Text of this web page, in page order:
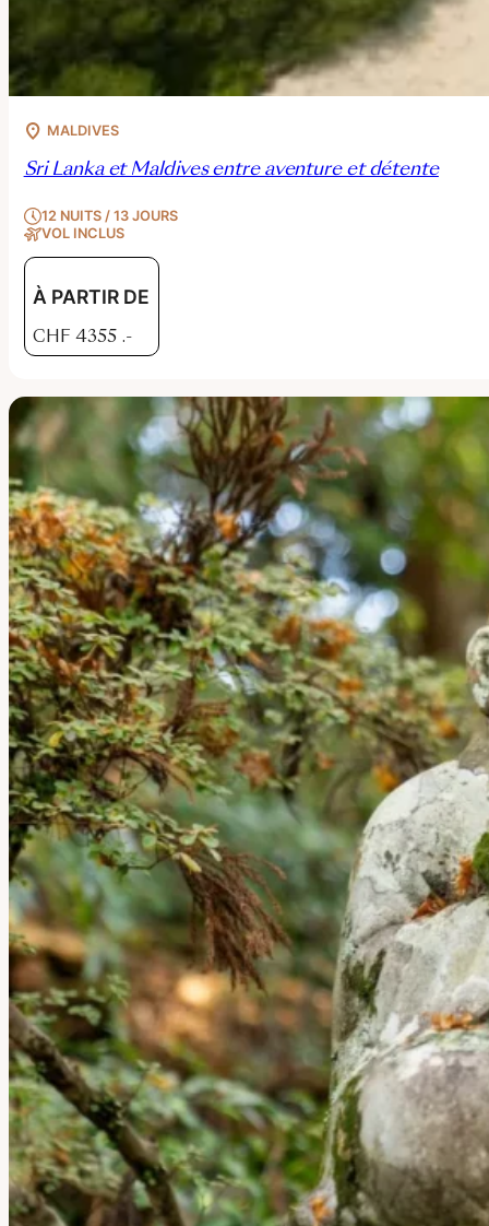
MALDIVES
Sri Lanka et Maldives entre aventure et détente
12 NUITS / 13 JOURS
VOL INCLUS
À PARTIR DE
CHF 4355 .-